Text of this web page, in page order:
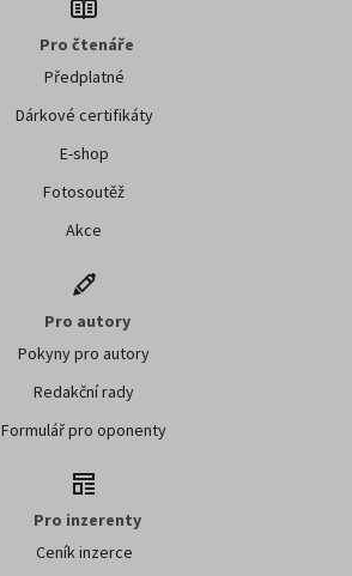
Pro čtenáře
Předplatné
Dárkové certifikáty
E-shop
Fotosoutěž
Akce
Pro autory
Pokyny pro autory
Redakční rady
Formulář pro oponenty
Pro inzerenty
Ceník inzerce